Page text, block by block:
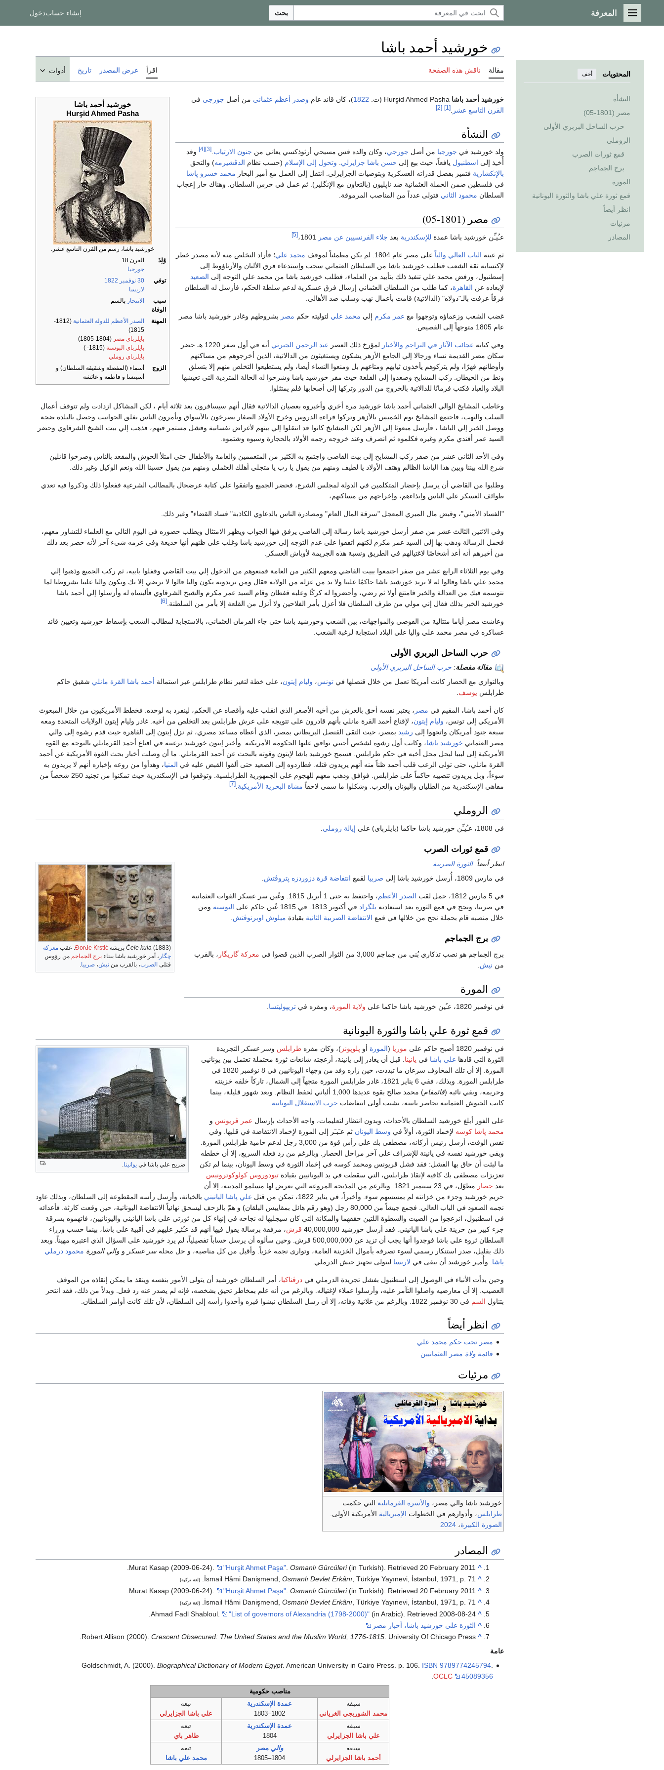
القائمة الرئيسية
المعرفة بحث إنشاء حسابدخول
المحتويات أخف
النشأة
مصر (1801-05)
حرب الساحل البربري الأولى
الروملي
قمع ثورات الصرب
برج الجماجم
المورة
قمع ثورة علي باشا والثورة اليونانية
انظر أيضاً
مرئيات
المصادر
خورشيد أحمد باشا
مقالة ناقش هذه الصفحة اقرأ عرض المصدر تاريخ أدوات
خورشيد أحمد باشا
Hurşid Ahmed Pasha
خورشيد باشا، رسم من القرن التاسع عشر.
وُلِدَ
القرن 18
جورجيا
توفي
30 نوفمبر
1822
لاريسا
سبب
الوفاة
الانتحار بالسم
المهنة الصدر الأعظم للدولة العثمانية
(1812-
1815)
بايلرباي مصر (1804-1805)
بايلرباي البوسنة (1815- )
بايلرباي روملي
الزوج
أسماء (المفضلة وشقيقة السلطان) و
أسيتسا و فاطمة و عائشة
خورشيد أحمد باشا 1822)، كان قائد عام وصدر أعظم عثماني من أصل جورجي في
القرن التاسع عشر
[1]
[2]
النشأة
ولد خورشيد في جورجيا من أصل جورجي، وكان والده قس مسيحي أرثوذكسي يعاني من جنون الارتياب.
[3]
[4]
وقد
أُخـِذ إلى اسطنبول يافعاً، حيث بيع إلى حسن باشا جزايرلي. وتحول إلى الإسلام (حسب نظام الدڤشيرمه) والتحق
بالإنكشارية فتميز بفضل قدراته العسكرية وبتوصيات الجزايرلي. انتقل إلى العمل مع أمير البحار محمد خسرو پاشا
في فلسطين ضمن الحملة العثمانية ضد ناپليون (بالتعاون مع الإنگليز). ثم عمل في حرس السلطان. وهناك حاز إعجاب
السلطان محمود الثاني فتولى عدداً من المناصب المرموقة.
مصر (1801-05)
عـُيـِّن خورشيد باشا عمدة للإسكندرية بعد جلاء الفرنسيين عن مصر [5]
ثم عينه الباب العالي والياً على مصر عام 1804. لم يكن مطمئناً لموقف محمد علي؛ فأراد التخلص منه لأنه مصدر خطر
لإكتسابه ثقة الشعب فطلب خورشيد باشا من السلطان العثماني سحب وإستدعاء فرق الألبان والأرناؤوط إلى
إسطنبول، ورفض محمد علي تنفيذ ذلك بتأييد من العلماء، فطلب خورشيد باشا من محمد علي التوجه إلى الصعيد
لإبعاده عن القاهرة، كما طلب من السلطان العثماني إرسال فرق عسكرية لدعم سلطة الحكم، فأرسل له السلطان
فرقاً عرفت بالـ"دولاه" (الدالاتية) قامت بأعمال نهب وسلب ضد الأهالي.
غضب الشعب وزعماؤه وتوجهوا مع عمر مكرم إلي محمد علي لتوليته حكم مصر بشروطهم وغادر خورشيد باشا مصر
عام 1805 متوجهاً إلى القصيص.
وفي كتابه عجائب الآثار في التراجم والأخبار لمؤرخ ذلك العصر عبد الرحمن الجبرتي
أنه في أول صفر 1220 هـ حضر
سكان مصر القديمة نساء ورجالا إلي الجامع الأزهر يشكون ويستغيثون من الدالاتية، الذين أخرجوهم من مساكنهم
وأوطانهم قهرًا، ولم يتركوهم يأخذون ثيابهم ومتاعهم بل ومنعوا النساء أيضا، ولم يستطيعوا التخلص منهم إلا بتسلق
ونط من الحيطان. ركب المشايخ وصعدوا إلي القلعة حيث مقر خورشيد باشا وشرحوا له الحالة المتردية التي تعيشها
البلاد والعباد فكتب فرمانًا للدالاتية بالخروج من الدور وتركها إلي أصحابها فلم يمتثلوا.
وخاطب المشايخ الوالي العثماني أحمد باشا خورشيد مرة أخري وأخبروه بعصيان الدالاتية فقال أنهم سيسافرون بعد ثلاثة أيام ، لكن المشاكل ازدادت ولم تتوقف أعمال
السلب والنهب، فاجتمع المشايخ يوم الخميس بالأزهر وتركوا قراءة الدروس وخرج الأولاد الصغار يصرخون بالأسواق ويأمرون الناس بغلق الحوانيت وحصل بالبلدة ضجة
ووصل الخبر إلي الباشا ، فأرسل مبعوثا إلي الأزهر لكن المشايخ كانوا قد انتقلوا إلي بيتهم لأغراض نفسانية وفشل مستمر فيهم، فذهب إلي بيت الشيخ الشرقاوي وحضر
السيد عمر أفندي مكرم وغيره فكلموه ثم انصرف وعند خروجه رجمه الأولاد بالحجارة وسبوه وشتموه.
وفي الأحد الثاني عشر من صفر ركب المشايخ إلي بيت القاضي واجتمع به الكثير من المتعممين والعامة والأطفال حتي امتلأ الحوش والمقعد بالناس وصرخوا قائلين
شرع الله بيننا وبين هذا الباشا الظالم وهتف الأولاد يا لطيف ومنهم من يقول يا رب يا متجلي أهلك العثملي ومنهم من يقول حسبنا الله ونعم الوكيل وغير ذلك.
وطلبوا من القاضي أن يرسل بإحضار المتكلمين في الدولة لمجلس الشرع، فحضر الجميع واتفقوا علي كتابة عرضحال بالمطالب الشرعية ففعلوا ذلك وذكروا فيه تعدي
طوائف العسكر علي الناس وإيذاءهم، وإخراجهم من مساكنهم،
"الفساد الأمني"، وقبض مال الميري المعجل "سرقة المال العام" ومصادرة الناس بالدعاوي الكاذبة" فساد القضاء" وغير ذلك.
وفي الاثنين الثالث عشر من صفر أرسل خورشيد باشا رسالة إلي القاضي يرفق فيها الجواب ويظهر الامتثال ويطلب حضوره في اليوم التالي مع العلماء للتشاور معهم،
فحمل الرسالة وذهب بها إلي السيد عمر مكرم لكنهم اتفقوا علي عدم التوجه إلي خورشيد باشا وغلب علي ظنهم أنها خديعة وفي عزمه شيء آخر لأنه حضر بعد ذلك
من أخبرهم أنه أعد أشخاصًا لاغتيالهم في الطريق ونسبة هذه الجريمة لأوباش العسكر.
وفي يوم الثلاثاء الرابع عشر من صفر اجتمعوا ببيت القاضي ومعهم الكثير من العامة فمنعوهم من الدخول إلي بيت القاضي وقفلوا بابيه، ثم ركب الجميع وذهبوا إلي
محمد علي باشا وقالوا له لا نريد خورشيد باشا حاكمًا علينا ولا بد من عزله من الولاية فقال ومن تريدونه يكون واليا قالوا لا نرضي إلا بك وتكون واليا علينا بشروطنا لما
نتوسمه فيك من العدالة والخير فامتنع أولا ثم رضي، وأحضروا له كركًا وعليه قفطان وقام السيد عمر مكرم والشيخ الشرقاوي فألبساه له وأرسلوا إلي أحمد باشا
خورشيد الخبر بذلك فقال إني مولي من طرف السلطان فلا أعزل بأمر الفلاحين ولا أنزل من القلعة إلا بأمر من السلطنة. [6]
وعاشت مصر أياما متتالية من الفوضي والمواجهات، بين الشعب وخورشيد باشا حتي جاء الفرمان العثماني، بالاستجابة لمطالب الشعب بإسقاط خورشيد وتعيين قائد
عساكره في مصر محمد علي واليا علي البلاد استجابة لرغبة الشعب.
حرب الساحل البربري الأولى
مقالة مفصلة: حرب الساحل البربري الأولى
وبالتوازي مع الحصار كانت أمريكا تعمل من خلال قنصلها في تونس، وليام إيتون، على خطة لتغير نظام طرابلس عبر استمالة أحمد باشا القرة مانلي شقيق حاكم
طرابلس يوسف.
كان أحمد باشا، المقيم في مصر ، يعتبر نفسه أحق بالعرش من أخيه الأصغر الذي انقلب عليه وأقصاه عن الحكم، لينفرد به لوحده. فخطط الأمريكيون من خلال المبعوث
الأمريكي إلى تونس، وليام إيتون، لإقناع أحمد القرة مانلي بأنهم قادرون على تتويجه على عرش طرابلس بعد التخلص من أخيه. غادر وليام إيتون الولايات المتحدة ومعه
سبعة جنود أمريكان واتجهوا إلى رشيد بمصر، حيث التقى القنصل البريطاني بمصر، الذي أعطاه مساعد مصري، ثم نزل إيتون إلى القاهرة حيث قدم رشوة إلى والي
مصر العثماني خورشيد باشا، وكانت أول رشوة لشخص أجنبي توافق عليها الحكومة الأمريكية. وأخبر إيتون خورشيد برغبته في اقناع أحمد القرمانلي بالتوجه مع القوة
الأمريكية إلى ليبيا ليحل محل أخيه في حكم طرابلس. فسمح خورشيد باشا لإيتون وقوته بالبحث عن أحمد القرمانلي. ما أن وصلت أخبار بحث القوة الأمريكية عن أحمد
القرة مانلي، حتى تولى الرعب قلب أحمد ظناً منه أنهم يريدون قتله. فطاردوه إلى الصعيد حتى ألقوا القبض عليه في المنيا، وهدأوا من روعه بإخباره أنهم لا يريدون به
سوءاً، وبل يريدون تنصيبه حاكماً على طرابلس. فوافق وذهب معهم للهجوم على الجمهورية الطرابلسية. وتوقفوا في الإسكندرية حيث تمكنوا من تجنيد 250 شخصاً من
مقاهي الإسكندرية من الطليان واليونان والعرب. وشكلوا ما سمي لاحقاً مشاة البحرية الأمريكية.
[7]
الروملي
في 1808، عـُيـِّن خورشيد باشا حاكما (بايلرباي) على إيالة روملي
قمع ثورات الصرب
Ćele kula (1883) بريشة Đorđe Krstić . عقب معركة
چگار ، أمر خورشيد باشا ببناء برج الجماجم من رؤوس
قتلى الصرب، بالقرب من نيش، صربيا
انظر أيضاً:الثورة الصربية
في مارس 1809، أُرسل خورشيد باشا إلى
صربيا لقمع انتفاضة قرة دزوردزه پتروڤتش
في 5 مارس 1812، حمل لقب الصدر الأعظم
، واحتفظ به حتى 1 أبريل 1815. وعُين سر عسكر القوات العثمانية
في صربيا، ونجح في قمع الثورة بعد استعادته بلگراد في أكتوبر 1813. في 1815 عُين حاكم على البوسنة ومن
خلال منصبه قام بحملة نجح من خلالها في قمع الانتفاضة الصربية الثانية بقيادة ميلوش اوبرنوڤتش
برج الجماجم
برج الجماجم هو نصب تذكاري بُني من جماجم 3,000 من الثوار الصرب الذين قضوا في معركة گاريگار ، بالقرب
من نيش
المورة
في نوفمبر 1820، عـُين خورشيد باشا حاكما على ولاية المورة، ومقره في تريپوليتسا.
قمع ثورة علي باشا والثورة اليونانية
ضريح علي باشا في يوانينا.
في نوفمبر 1820 أصبح حاكم على موريا (المورة أو پلوپونز )، وكان مقره طرابلس وسر عسكر
التجريدة
الثورة التي قادها علي باشا في يانينا . قبل أن يغادر إلى يانينة، أزعجته شائعات ثورة محتملة تعتمل بين يونانيي
المورة. إلا أن تلك المخاوف سرعان ما تبددت، حين زاره وفد من وجهاء اليونانيين في 8 نوفمبر 1820 في
طرابلس المورة. وبذلك، ففي 6 يناير 1821، غادر طرابلس المورة متجهاً إلى الشمال، تاركاً خلفه خزينته
وحريمه، وبقي نائبه (قائمقام
) محمد صالح بقوة عديدها 1,000 ألباني لحفظ النظام. وبعد شهور قليلة، بينما
كانت الجيوش العثمانية تحاصر يانينة، نشبت أولى انتفاضات حرب الاستقلال اليونانية
على الفور أبلغ خورشيد السلطان بالأحداث، وبدون انتظار لتعليمات، واجه الأحداث بإرسال عمر ڤريونس و
محمد پاشا كوسه لإخماد الثورة، أولاً في وسط اليونان ثم عـَبـَر إلى المورة لإخماد الانتفاضة في قلبها. وفي
نفس الوقت، أرسل رئيس أركانه، مصطفى بك على رأس قوة من 3,000 رجل لدعم حامية طرابلس المورة.
وبقي خورشيد نفسه في يانينة للإشراف على آخر مراحل الحصار. وبالرغم من رد فعله السريع، إلا أن خططه
ما لبثت أن حاق بها الفشل: فقد فشل ڤريونس ومحمد كوسه في إخماد الثورة في وسط اليونان، بينما لم تكن
تعزيزات مصطفى بك كافية لإنقاذ طرابلس، التي سقطت في يد اليونانيين بقيادة تيودوروس كولوكوترونيس
بعد حصار
مطوّل، في 23 سبتمبر 1821. وبالرغم من المذبحة المروعة التي تعرض لها مسلمو المدينة، إلا أن
حريم خورشيد وجزء من خزانته لم يمسسهم سوء. وأخيراً، في يناير 1822، تمكن من قتل
علي پاشا اليانيني بالخيانة، وأرسل رأسه المقطوعة إلى السلطان، وبذلك عاود
نجمه الصعود في الباب العالي. فجمع جيشاً من 80,000 رجل (وهو رقم هائل بمقاييس البلقان) و همّ بالزحف ليسحق نهائياً الانتفاضة اليونانية، حين وقعت كارثة. فأعدائه
في اسطنبول، انزعجوا من الصيت والسطوة اللتين حققهما والمكانة التي كان سيجلبها له نجاحه في إنهاء كل من ثورتي علي باشا اليانيني واليونانيين، فاتهموه بسرقة
جزء كبير من خزينة علي باشا اليانيني. فقد أرسل خورشيد 40,000,000
قرش، مرفقة برسالة يقول فيها أنهم قد عـُثـِر عليهم في أقبية علي باشا، بينما حسب وزراء
السلطان ثروة علي باشا فوجدوا أنها يجب أن تزيد عن 500,000,000 قرش. وحين سألوه أن يرسل حساباً تفصيلياً، لم يرد خورشيد على السؤال الذي اعتبره مهيناً. وبعد
ذلك بقليل، صدر استنكار رسمي لسوء تصرفه بأموال الخزينة العامة، وتوارى نجمه خزياً. وأقيل من كل مناصبه، و حل محله سر عسكر و والي المورة محمود درملي
پاشا . وأُمـِر خورشيد أن يبقى في لاريسا ليتولى تجهيز جيش الدرملي.
وحين بدأت الأنباء في الوصول إلى اسطنبول بفشل تجريدة الدرملي في درڤناكيا، أمر السلطان خورشيد أن يتولى الأمور بنفسه وينقذ ما يمكن إنقاذه من الموقف
العصيب. إلا أن معارضيه واصلوا التآمر عليه، وأرسلوا عملاء لإغتياله. وبالرغم من أنه علم بمخاطر تحيق بشخصه، فإنه لم يصدر عنه رد فعل. وبدلاً من ذلك، فقد انتحر
بتناول السم في 30 نوفمبر 1822. وبالرغم من علانية وفاته، إلا أن رسل السلطان نبشوا قبره وأخذوا رأسه إلى السلطان، لأن تلك كانت أوامر السلطان.
انظر أيضاً
مصر تحت حكم محمد علي
قائمةولاة مصر العثمانيين
مرئيات
خورشيد باشا والي مصر، والأسرة القرمانلية التي حكمت
طرابلس، وأدوارهم في الخطوات الإمبريالية الأمريكية الأولى.
الصورة الكبيرة، 2024
المصادر
^
Murat Kasap (2009-06-24). "Hurşit Ahmet Paşa" .Osmanlı Gürcüleri(in Turkish) . Retrieved 20 February 2011
^
İsmail Hâmi Danişmend,Osmanlı Devlet Erkânı, Türkiye Yayınevi, İstanbul, 1971, p. 71. (لغة تركية)
^
Murat Kasap (2009-06-24). "Hurşit Ahmet Paşa" .Osmanlı Gürcüleri(in Turkish) . Retrieved 20 February 2011
^
İsmail Hâmi Danişmend,Osmanlı Devlet Erkânı, Türkiye Yayınevi, İstanbul, 1971, p. 71. (لغة تركية)
^
Ahmad Fadl Shabloul. "List of governors of Alexandria (1798-2000)" (in Arabic) . Retrieved 2008-08-24
.
^ الثورة على خورشيد باشا، أخبار مصر
^
Robert Allison (2000).Crescent Obsecured: The United States and the Muslim World, 1776-1815. University Of Chicago Press.
عامة
Goldschmidt, A. (2000). Biographical Dictionary of Modern Egypt. American University in Cairo Press. p. 106. ISBN 9789774245794.
OCLC
45089356
.
مناصب حكومية
سبقه
محمد الشوربجي الغرياني
عمدة الإسكندرية
1802–1803
تبعه
علي باشا الجزايرلي
سبقه
علي باشا الجزايرلي
عمدة الإسكندرية
1804
تبعه
طاهر باي
سبقه
أحمد باشا الجزايرلي
والي مصر
1804–1805
تبعه
محمد علي باشا